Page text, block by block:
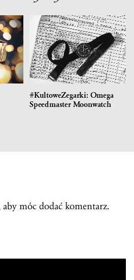
#KultoweZegarki: Omega
Speedmaster Moonwatch
aby móc dodać komentarz.